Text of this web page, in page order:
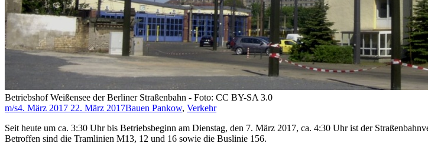
Betriebshof Weißensee der Berliner Straßenbahn - Foto: CC BY-SA 3.0
m/s4. März 2017 22. März 2017Bauen Pankow, Verkehr
Seit heute um ca. 3:30 Uhr bis Betriebsbeginn am Dienstag, den 7. März 2017, ca. 4:30 Uhr ist der
Betroffen sind die Tramlinien M13, 12 und 16 sowie die Buslinie 156.